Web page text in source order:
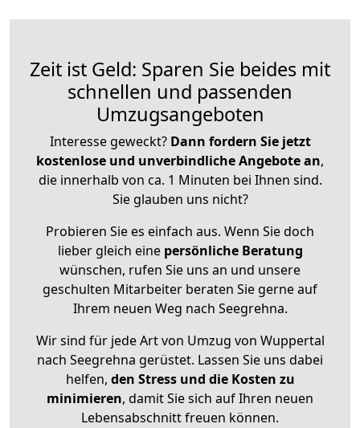
Zeit ist Geld: Sparen Sie beides mit
schnellen und passenden
Umzugsangeboten
Interesse geweckt? Dann fordern Sie jetzt
kostenlose und unverbindliche Angebote an,
die innerhalb von ca. 1 Minuten bei Ihnen sind.
Sie glauben uns nicht?
Probieren Sie es einfach aus. Wenn Sie doch
lieber gleich eine persönliche Beratung
wünschen, rufen Sie uns an und unsere
geschulten Mitarbeiter beraten Sie gerne auf
Ihrem neuen Weg nach Seegrehna.
Wir sind für jede Art von Umzug von Wuppertal
nach Seegrehna gerüstet. Lassen Sie uns dabei
helfen, den Stress und die Kosten zu
minimieren, damit Sie sich auf Ihren neuen
Lebensabschnitt freuen können.